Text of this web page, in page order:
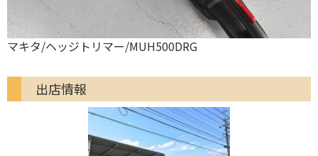
工進/ヘッジトリマー/SPH-1820K
出店情報